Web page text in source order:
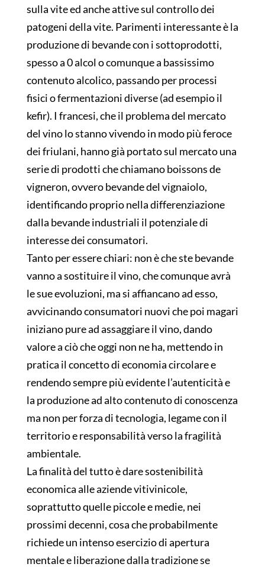
sulla vite ed anche attive sul controllo dei
patogeni della vite. Parimenti interessante è la
produzione di bevande con i sottoprodotti,
spesso a 0 alcol o comunque a bassissimo
contenuto alcolico, passando per processi
fisici o fermentazioni diverse (ad esempio il
kefir). I francesi, che il problema del mercato
del vino lo stanno vivendo in modo più feroce
dei friulani, hanno già portato sul mercato una
serie di prodotti che chiamano boissons de
vigneron, ovvero bevande del vignaiolo,
identificando proprio nella differenziazione
dalla bevande industriali il potenziale di
interesse dei consumatori.
Tanto per essere chiari: non è che ste bevande
vanno a sostituire il vino, che comunque avrà
le sue evoluzioni, ma si affiancano ad esso,
avvicinando consumatori nuovi che poi magari
iniziano pure ad assaggiare il vino, dando
valore a ciò che oggi non ne ha, mettendo in
pratica il concetto di economia circolare e
rendendo sempre più evidente l’autenticità e
la produzione ad alto contenuto di conoscenza
ma non per forza di tecnologia, legame con il
territorio e responsabilità verso la fragilità
ambientale.
La finalità del tutto è dare sostenibilità
economica alle aziende vitivinicole,
soprattutto quelle piccole e medie, nei
prossimi decenni, cosa che probabilmente
richiede un intenso esercizio di apertura
mentale e liberazione dalla tradizione se